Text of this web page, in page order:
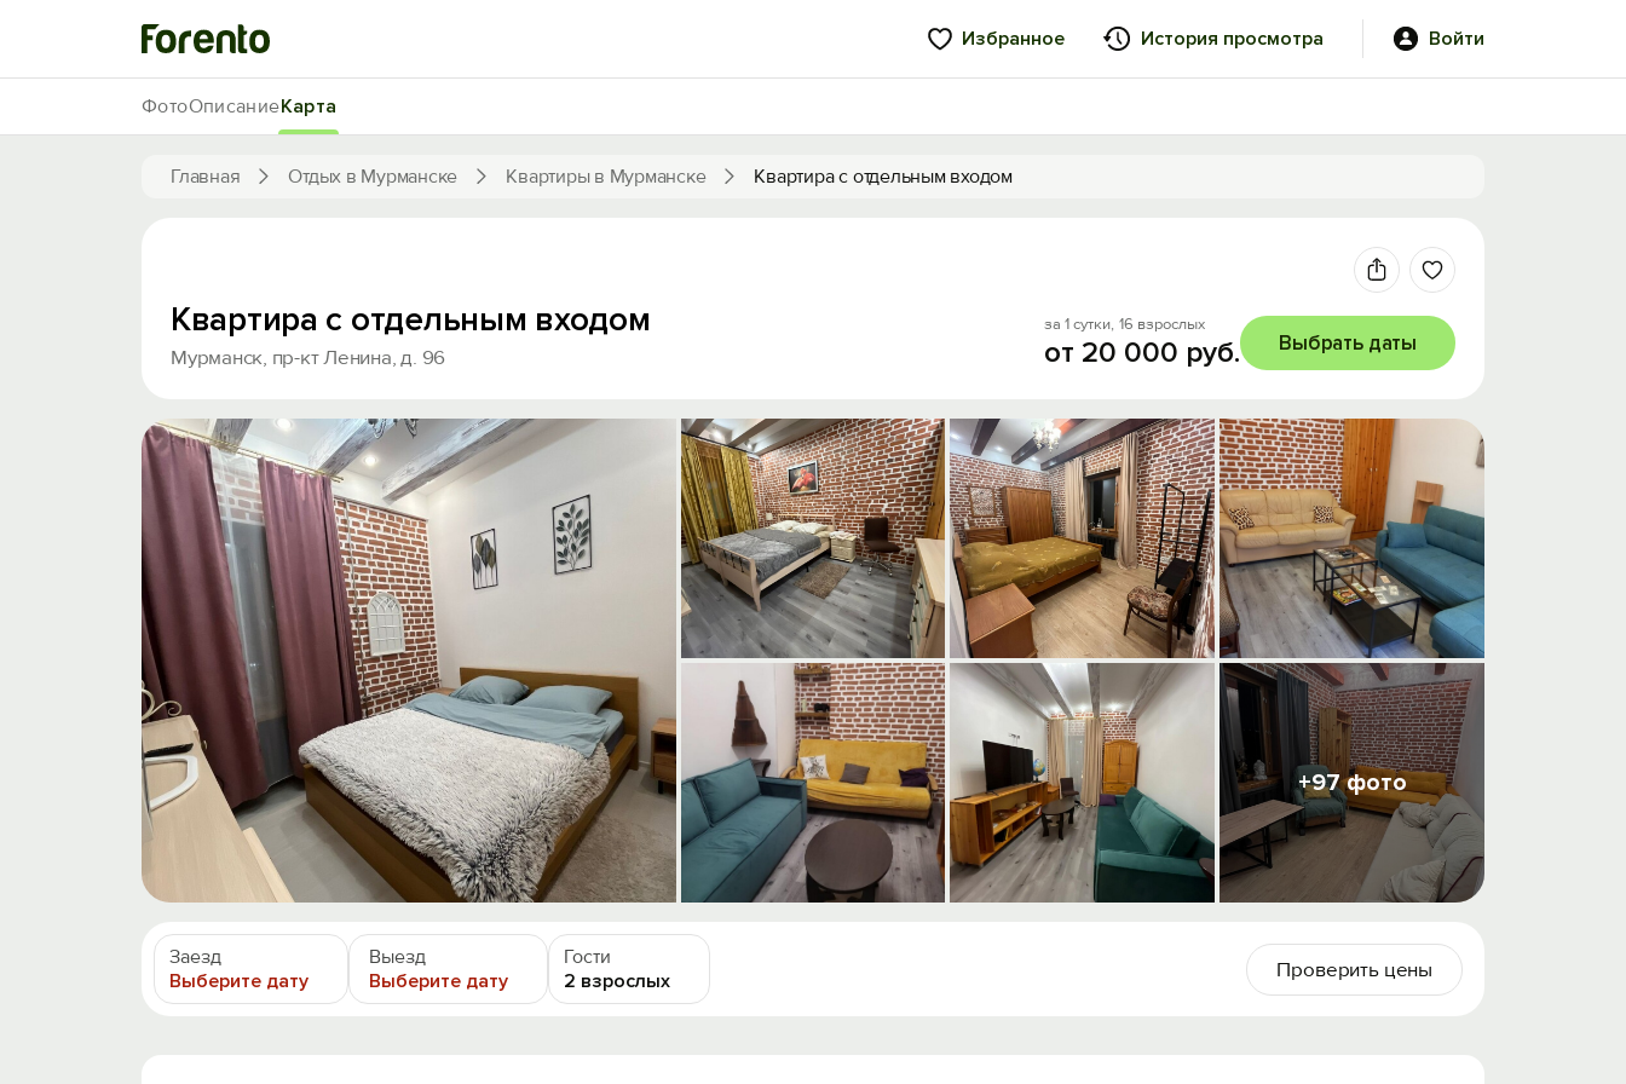
Избранное История просмотра Войти
Главная Отдых в Мурманске Квартиры в Мурманске Квартира с отдельным входом
ФотоОписаниеКарта
+97 фото
Квартира с отдельным входом
Мурманск, пр-кт Ленина, д. 96
за 1 сутки, 16 взрослых
от 20 000 руб. Выбрать даты
Заезд
Выберите дату
Выезд
Выберите дату
Гости
2 взрослых
Проверить цены